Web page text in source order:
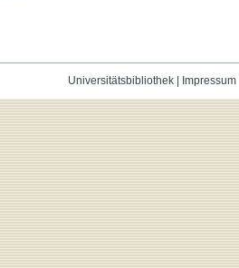
Universitätsbibliothek| Impressum|